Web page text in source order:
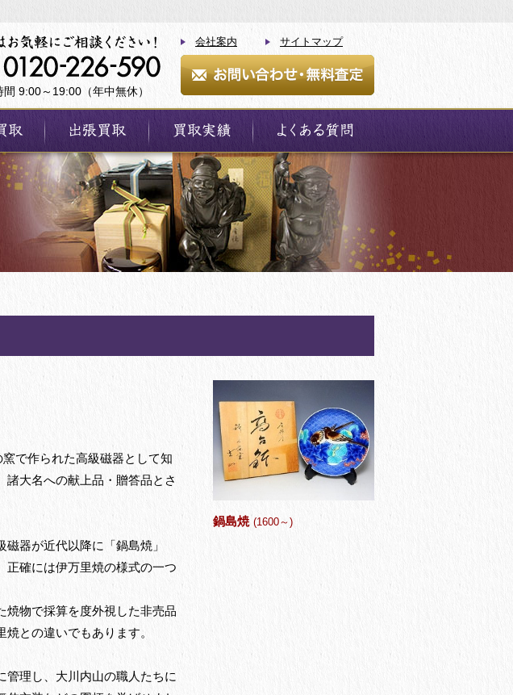
間 9:00～19:00（年中無休）
会社案内 サイトマップ
鍋島焼 (1600～)
で作られた高級磁器として知
諸大名への献上品・贈答品とさ
器が近代以降に「鍋島焼」
正確には伊万里焼の様式の一つ
焼物で採算を度外視した非売品
との違いでもあります。
管理し、大川内山の職人たちに